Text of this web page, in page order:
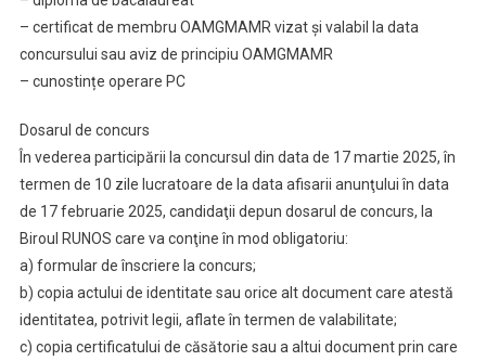
– certificat de membru OAMGMAMR vizat şi valabil la data
concursului sau aviz de principiu OAMGMAMR
– cunostințe operare PC
Dosarul de concurs
În vederea participării la concursul din data de 17 martie 2025, în
termen de 10 zile lucratoare de la data afisarii anunţului în data
de 17 februarie 2025, candidaţii depun dosarul de concurs, la
Biroul RUNOS care va conţine în mod obligatoriu:
a) formular de înscriere la concurs;
b) copia actului de identitate sau orice alt document care atestă
identitatea, potrivit legii, aflate în termen de valabilitate;
c) copia certificatului de căsătorie sau a altui document prin care